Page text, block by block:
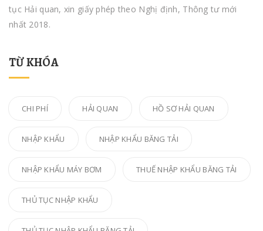
tục Hải quan, xin giấy phép theo Nghị định, Thông tư mới
nhất 2018.
TỪ KHÓA
CHI PHÍ HẢI QUAN HỒ SƠ HẢI QUAN
NHẬP KHẨU NHẬP KHẨU BĂNG TẢI
NHẬP KHẨU MÁY BƠM THUẾ NHẬP KHẨU BĂNG TẢI
THỦ TỤC NHẬP KHẨU